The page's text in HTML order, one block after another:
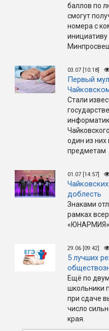
баллов по
смогут
номера с
03.07 [10:18]
Первый
Стали
один из
предметам
01.07 [14:57]
доблесть
Знаками
рамках
29.06 [09:42]
5 лучших
Ещё по
школьники
при сдаче
число
края.